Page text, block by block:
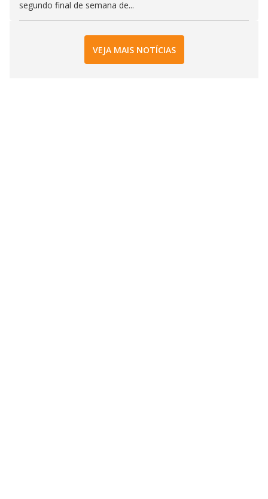
segundo final de semana de...
VEJA MAIS NOTÍCIAS